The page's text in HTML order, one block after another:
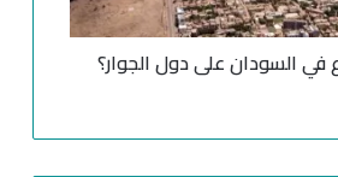
في السودان على دول الجوار؟